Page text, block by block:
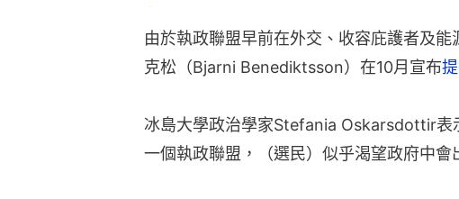
由於執政聯盟早前在外交、收容庇護者及
克松（Bjarni Benediktsson）在10月宣布
冰島大學政治學家Stefania Oskarsdottir表
一個執政聯盟，（選民）似乎渴望政府中會